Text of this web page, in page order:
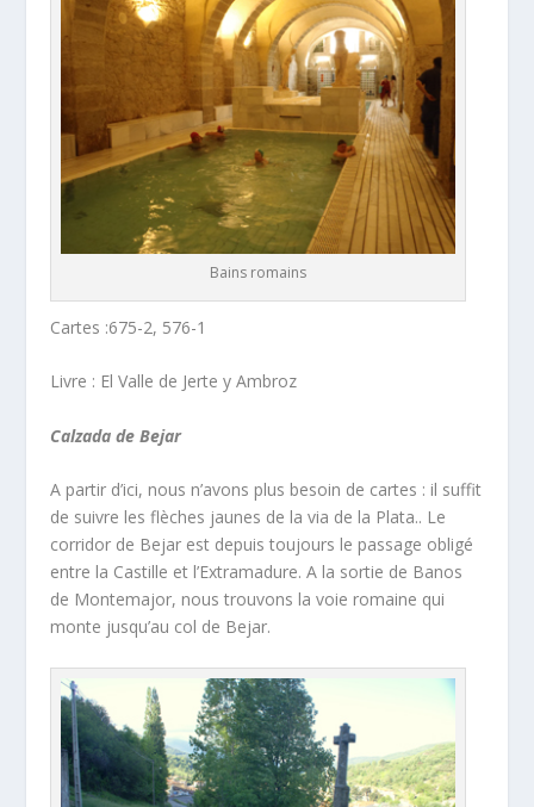
Bains romains
Cartes :675-2, 576-1
Livre : El Valle de Jerte y Ambroz
Calzada de Bejar
A partir d’ici, nous n’avons plus besoin de cartes : il suffit
de suivre les flèches jaunes de la via de la Plata.. Le
corridor de Bejar est depuis toujours le passage obligé
entre la Castille et l’Extramadure. A la sortie de Banos
de Montemajor, nous trouvons la voie romaine qui
monte jusqu’au col de Bejar.